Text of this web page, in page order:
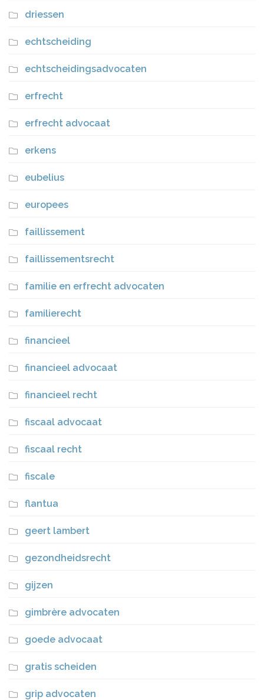
driessen
echtscheiding
echtscheidingsadvocaten
erfrecht
erfrecht advocaat
erkens
eubelius
europees
faillissement
faillissementsrecht
familie en erfrecht advocaten
familierecht
financieel
financieel advocaat
financieel recht
fiscaal advocaat
fiscaal recht
fiscale
flantua
geert lambert
gezondheidsrecht
gijzen
gimbrère advocaten
goede advocaat
gratis scheiden
grip advocaten